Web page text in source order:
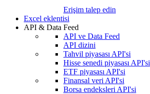
Erişim talep edin
Excel eklentisi
API & Data Feed
API ve Data Feed
API dizini
Tahvil piyasası API'si
Hisse senedi piyasası API'si
ETF piyasası API'si
Finansal veri API'si
Borsa endeksleri API'si